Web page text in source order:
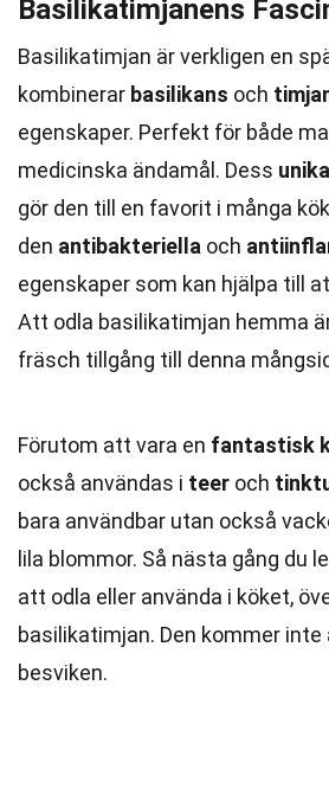
Basilikatimjanens
Basilikatimjan är verkligen en
kombinerar basilikans och
egenskaper. Perfekt för både
medicinska ändamål. Dess
gör den till en favorit i många
den antibakteriella och
egenskaper som kan hjälpa till
Att odla basilikatimjan hemma
fräsch tillgång till denna
Förutom att vara en fantastisk
också användas i teer och
bara användbar utan också
lila blommor. Så nästa gång du
att odla eller använda i köket,
basilikatimjan. Den kommer inte
besviken.